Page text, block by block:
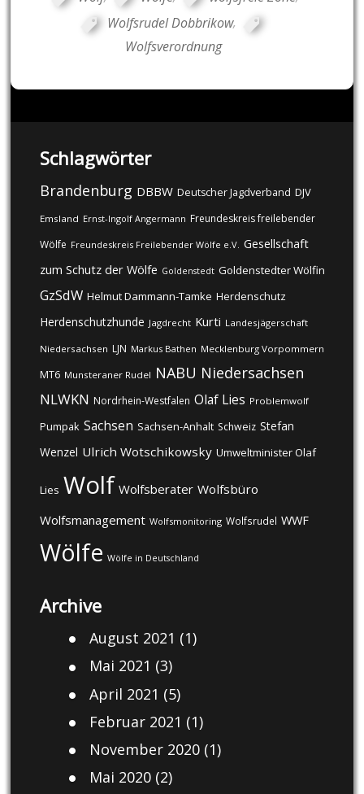
Wolfsrudel Dobbrikow,
Wolfsverordnung
Schlagwörter
Brandenburg DBBW Deutscher Jagdverband DJV
Emsland Ernst-Ingolf Angermann Freundeskreis freilebender
Wölfe Freundeskreis Freilebender Wölfe e.V. Gesellschaft
zum Schutz der Wölfe Goldenstedt Goldenstedter Wölfin
GzSdW Helmut Dammann-Tamke Herdenschutz
Herdenschutzhunde Jagdrecht Kurti Landesjägerschaft
Niedersachsen LJN Markus Bathen Mecklenburg Vorpommern
MT6 Munsteraner Rudel NABU Niedersachsen
NLWKN Nordrhein-Westfalen Olaf Lies Problemwolf
Pumpak Sachsen Sachsen-Anhalt Schweiz Stefan
Wenzel Ulrich Wotschikowsky Umweltminister Olaf
Lies Wolf Wolfsberater Wolfsbüro
Wolfsmanagement Wolfsmonitoring Wolfsrudel WWF
Wölfe Wölfe in Deutschland
Archive
August 2021 (1)
Mai 2021 (3)
April 2021 (5)
Februar 2021 (1)
November 2020(1)
Mai 2020(2)